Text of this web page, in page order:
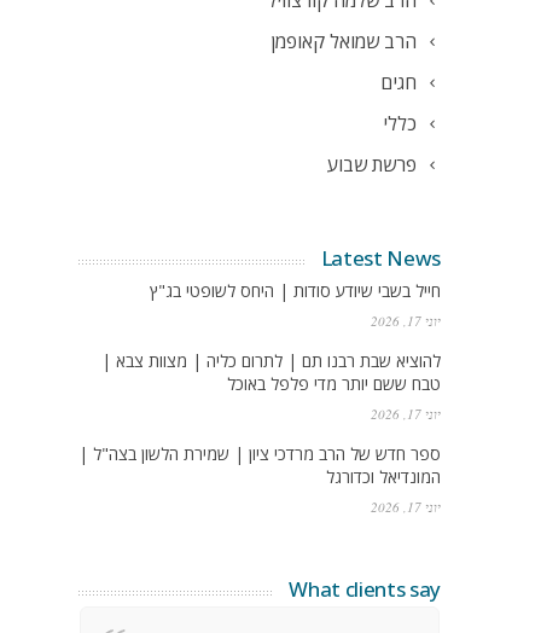
הרב שמואל קאופמן
חגים
כללי
פרשת שבוע
Latest News
חייל בשבי שיודע סודות | היחס לשופטי בג"ץ
יוני 17, 2026
להוציא שבת רבנו תם | לתרום כליה | מצוות צבא |
טבח ששם יותר מדי פלפל באוכל
יוני 17, 2026
ספר חדש של הרב מרדכי ציון | שמירת הלשון בצה"ל |
המונדיאל וכדורגל
יוני 17, 2026
What clients say